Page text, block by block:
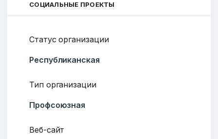
СОЦИАЛЬНЫЕ ПРОЕКТЫ
Статус организации
Республиканская
Тип организации
Профсоюзная
Веб-сайт